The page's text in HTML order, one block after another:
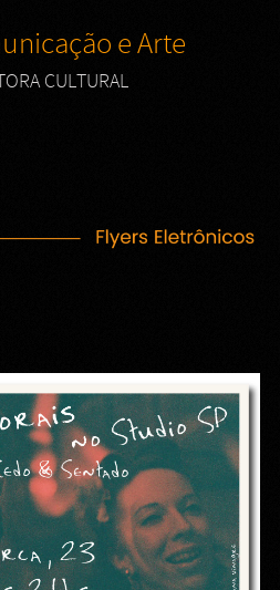
e Arte
CULTURAL